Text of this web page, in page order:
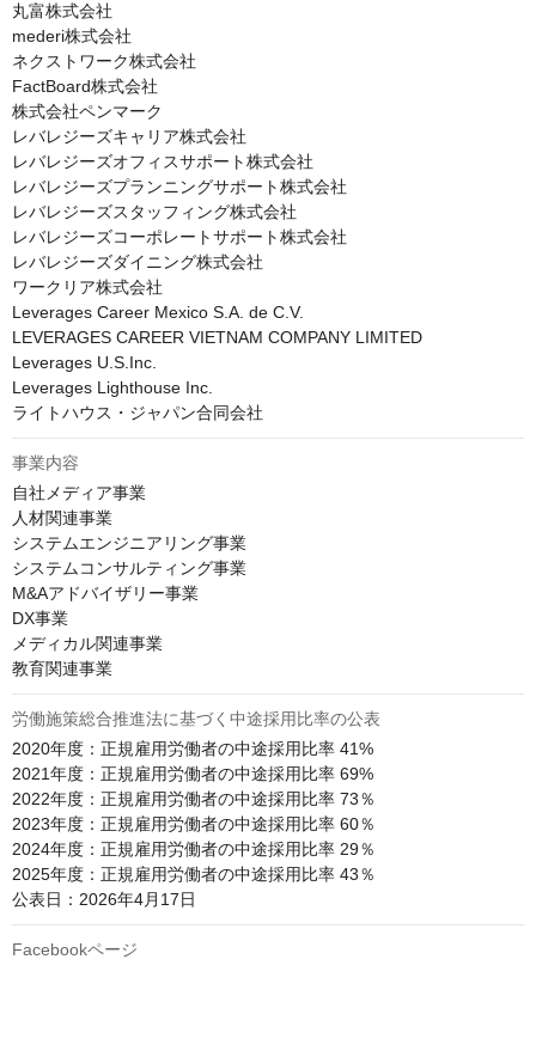
丸富株式会社
mederi株式会社
ネクストワーク株式会社
FactBoard株式会社
株式会社ペンマーク
レバレジーズキャリア株式会社
レバレジーズオフィスサポート株式会社
レバレジーズプランニングサポート株式会社
レバレジーズスタッフィング株式会社
レバレジーズコーポレートサポート株式会社
レバレジーズダイニング株式会社
ワークリア株式会社
Leverages Career Mexico S.A. de C.V.
LEVERAGES CAREER VIETNAM COMPANY LIMITED
Leverages U.S.Inc.
Leverages Lighthouse Inc.
ライトハウス・ジャパン合同会社
事業内容
自社メディア事業
人材関連事業
システムエンジニアリング事業
システムコンサルティング事業
M&Aアドバイザリー事業
DX事業
メディカル関連事業
教育関連事業
労働施策総合推進法に基づく中途採用比率の公表
2020年度：正規雇用労働者の中途採用比率 41%
2021年度：正規雇用労働者の中途採用比率 69%
2022年度：正規雇用労働者の中途採用比率 73％
2023年度：正規雇用労働者の中途採用比率 60％
2024年度：正規雇用労働者の中途採用比率 29％
2025年度：正規雇用労働者の中途採用比率 43％
公表日：2026年4月17日
Facebookページ